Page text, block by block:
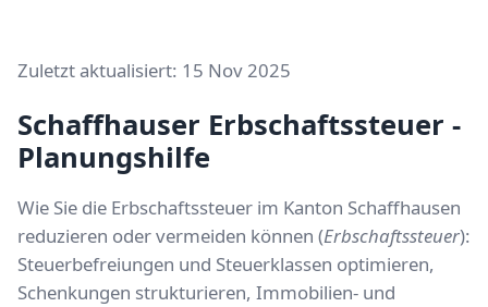
Zuletzt aktualisiert: 15 Nov 2025
Schaffhauser Erbschaftssteuer -
Planungshilfe
Wie Sie die Erbschaftssteuer im Kanton Schaffhausen
reduzieren oder vermeiden können (Erbschaftssteuer):
Steuerbefreiungen und Steuerklassen optimieren,
Schenkungen strukturieren, Immobilien- und